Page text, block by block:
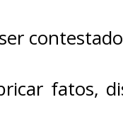
fatos,